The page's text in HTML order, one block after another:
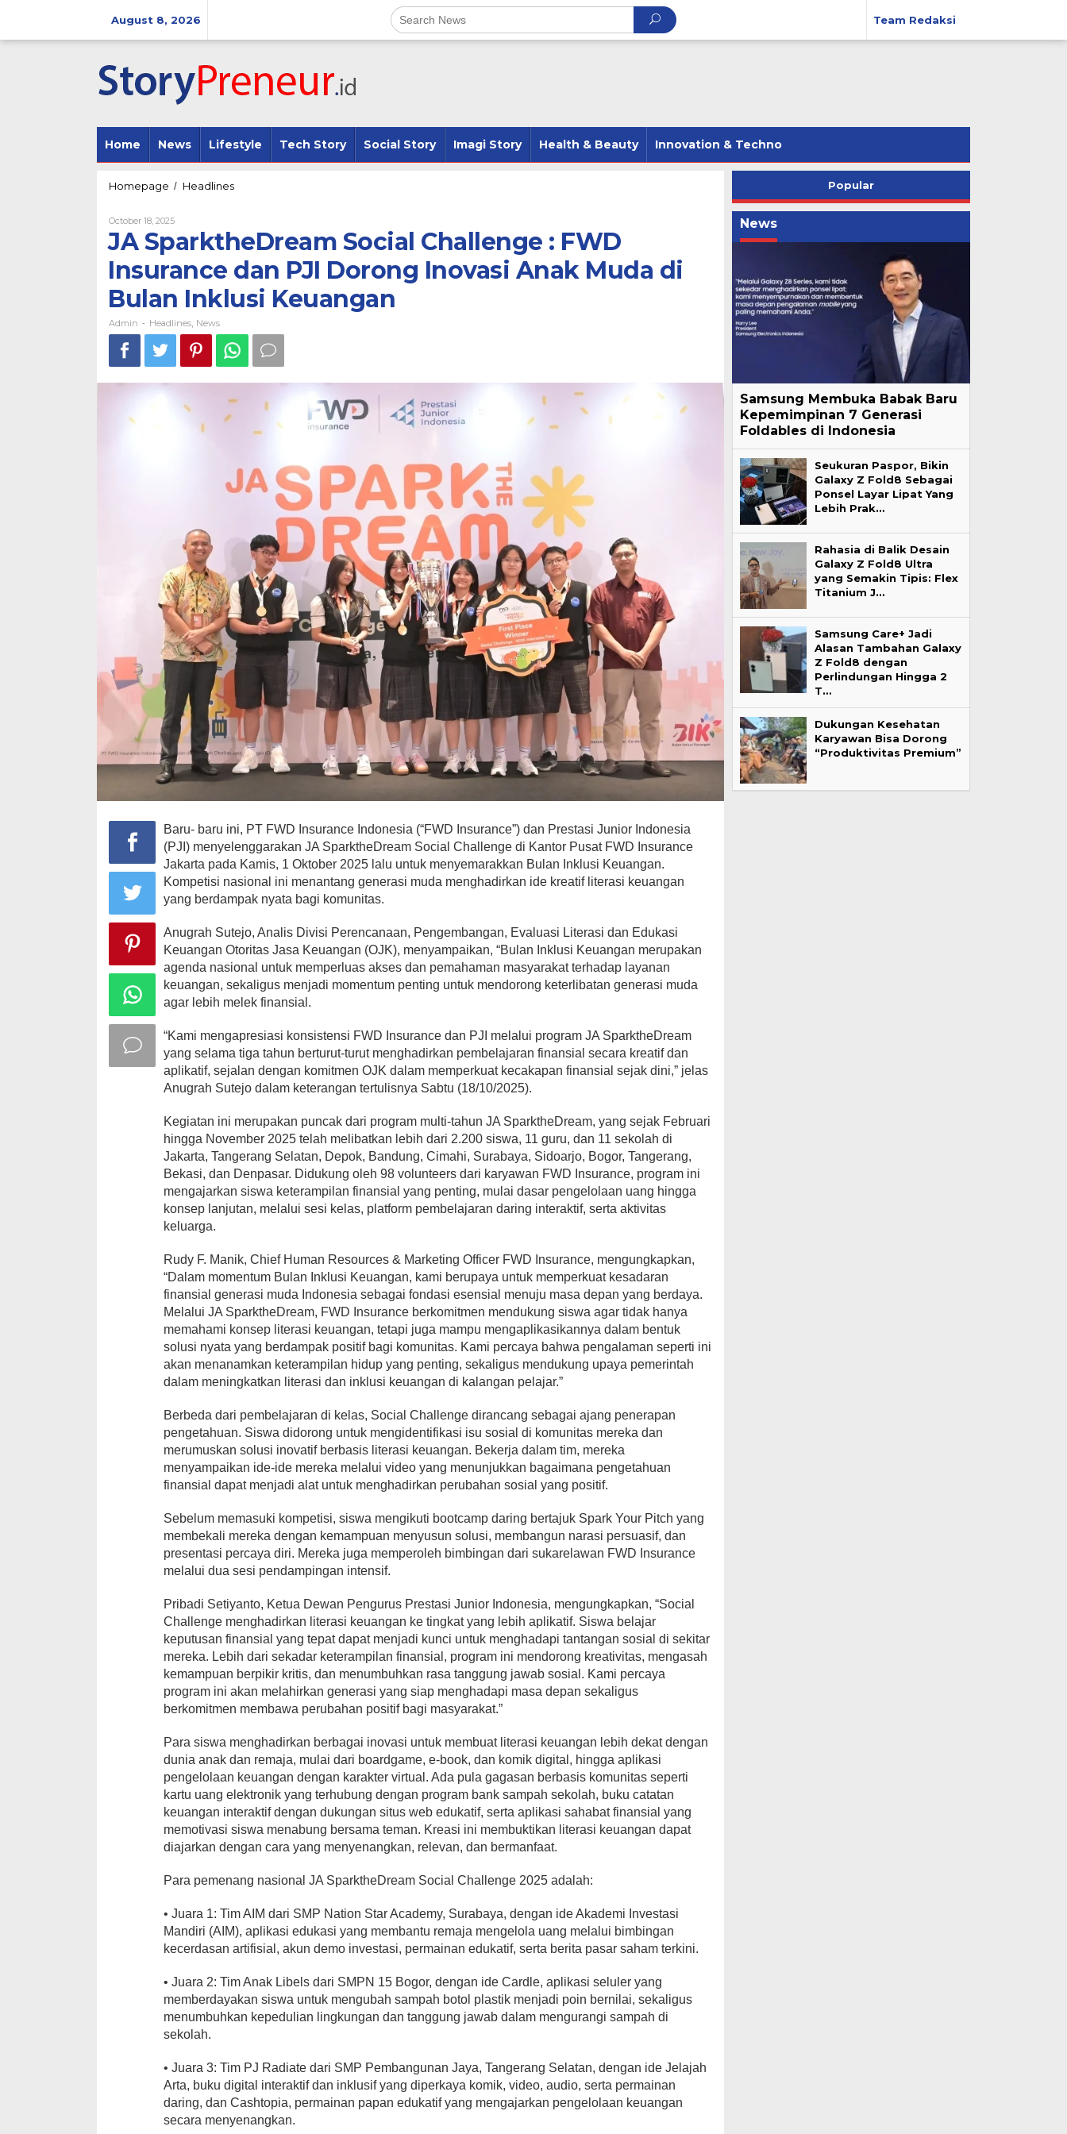
August 8, 2026 Team Redaksi
Home News Lifestyle Tech Story Social Story Imagi Story Health & Beauty Innovation & Techno
Homepage / HeadlinesJA
: FWD
dan
Dorong
Muda
di
Bulan
Inklusi
Keuangan
October 18, 2025By
Admin
JA SparktheDream Social Challenge : FWD
Insurance dan PJI Dorong Inovasi Anak Muda di
Bulan Inklusi Keuangan
Admin - Headlines News
Baru- baru ini, PT FWD Insurance Indonesia (“FWD Insurance”) dan Prestasi Junior Indonesia
(PJI) menyelenggarakan JA SparktheDream Social Challenge di Kantor Pusat FWD Insurance
Jakarta pada Kamis, 1 Oktober 2025 lalu untuk menyemarakkan Bulan Inklusi Keuangan.
Kompetisi nasional ini menantang generasi muda menghadirkan ide kreatif literasi keuangan
yang berdampak nyata bagi komunitas.
Anugrah Sutejo, Analis Divisi Perencanaan, Pengembangan, Evaluasi Literasi dan Edukasi
Keuangan Otoritas Jasa Keuangan (OJK), menyampaikan, “Bulan Inklusi Keuangan merupakan
agenda nasional untuk memperluas akses dan pemahaman masyarakat terhadap layanan
keuangan, sekaligus menjadi momentum penting untuk mendorong keterlibatan generasi muda
agar lebih melek finansial.
“Kami mengapresiasi konsistensi FWD Insurance dan PJI melalui program JA SparktheDream
yang selama tiga tahun berturut-turut menghadirkan pembelajaran finansial secara kreatif dan
aplikatif, sejalan dengan komitmen OJK dalam memperkuat kecakapan finansial sejak dini,” jelas
Anugrah Sutejo dalam keterangan tertulisnya Sabtu (18/10/2025).
Kegiatan ini merupakan puncak dari program multi-tahun JA SparktheDream, yang sejak Februari
hingga November 2025 telah melibatkan lebih dari 2.200 siswa, 11 guru, dan 11 sekolah di
Jakarta, Tangerang Selatan, Depok, Bandung, Cimahi, Surabaya, Sidoarjo, Bogor, Tangerang,
Bekasi, dan Denpasar. Didukung oleh 98 volunteers dari karyawan FWD Insurance, program ini
mengajarkan siswa keterampilan finansial yang penting, mulai dasar pengelolaan uang hingga
konsep lanjutan, melalui sesi kelas, platform pembelajaran daring interaktif, serta aktivitas
keluarga.
Rudy F. Manik, Chief Human Resources & Marketing Officer FWD Insurance, mengungkapkan,
“Dalam momentum Bulan Inklusi Keuangan, kami berupaya untuk memperkuat kesadaran
finansial generasi muda Indonesia sebagai fondasi esensial menuju masa depan yang berdaya.
Melalui JA SparktheDream, FWD Insurance berkomitmen mendukung siswa agar tidak hanya
memahami konsep literasi keuangan, tetapi juga mampu mengaplikasikannya dalam bentuk
solusi nyata yang berdampak positif bagi komunitas. Kami percaya bahwa pengalaman seperti ini
akan menanamkan keterampilan hidup yang penting, sekaligus mendukung upaya pemerintah
dalam meningkatkan literasi dan inklusi keuangan di kalangan pelajar.”
Berbeda dari pembelajaran di kelas, Social Challenge dirancang sebagai ajang penerapan
pengetahuan. Siswa didorong untuk mengidentifikasi isu sosial di komunitas mereka dan
merumuskan solusi inovatif berbasis literasi keuangan. Bekerja dalam tim, mereka
menyampaikan ide-ide mereka melalui video yang menunjukkan bagaimana pengetahuan
finansial dapat menjadi alat untuk menghadirkan perubahan sosial yang positif.
Sebelum memasuki kompetisi, siswa mengikuti bootcamp daring bertajuk Spark Your Pitch yang
membekali mereka dengan kemampuan menyusun solusi, membangun narasi persuasif, dan
presentasi percaya diri. Mereka juga memperoleh bimbingan dari sukarelawan FWD Insurance
melalui dua sesi pendampingan intensif.
Pribadi Setiyanto, Ketua Dewan Pengurus Prestasi Junior Indonesia, mengungkapkan, “Social
Challenge menghadirkan literasi keuangan ke tingkat yang lebih aplikatif. Siswa belajar
keputusan finansial yang tepat dapat menjadi kunci untuk menghadapi tantangan sosial di sekitar
mereka. Lebih dari sekadar keterampilan finansial, program ini mendorong kreativitas, mengasah
kemampuan berpikir kritis, dan menumbuhkan rasa tanggung jawab sosial. Kami percaya
program ini akan melahirkan generasi yang siap menghadapi masa depan sekaligus
berkomitmen membawa perubahan positif bagi masyarakat.”
Para siswa menghadirkan berbagai inovasi untuk membuat literasi keuangan lebih dekat dengan
dunia anak dan remaja, mulai dari boardgame, e-book, dan komik digital, hingga aplikasi
pengelolaan keuangan dengan karakter virtual. Ada pula gagasan berbasis komunitas seperti
kartu uang elektronik yang terhubung dengan program bank sampah sekolah, buku catatan
keuangan interaktif dengan dukungan situs web edukatif, serta aplikasi sahabat finansial yang
memotivasi siswa menabung bersama teman. Kreasi ini membuktikan literasi keuangan dapat
diajarkan dengan cara yang menyenangkan, relevan, dan bermanfaat.
Para pemenang nasional JA SparktheDream Social Challenge 2025 adalah:
• Juara 1: Tim AIM dari SMP Nation Star Academy, Surabaya, dengan ide Akademi Investasi
Mandiri (AIM), aplikasi edukasi yang membantu remaja mengelola uang melalui bimbingan
kecerdasan artifisial, akun demo investasi, permainan edukatif, serta berita pasar saham terkini.
• Juara 2: Tim Anak Libels dari SMPN 15 Bogor, dengan ide Cardle, aplikasi seluler yang
memberdayakan siswa untuk mengubah sampah botol plastik menjadi poin bernilai, sekaligus
menumbuhkan kepedulian lingkungan dan tanggung jawab dalam mengurangi sampah di
sekolah.
• Juara 3: Tim PJ Radiate dari SMP Pembangunan Jaya, Tangerang Selatan, dengan ide Jelajah
Arta, buku digital interaktif dan inklusif yang diperkaya komik, video, audio, serta permainan
daring, dan Cashtopia, permainan papan edukatif yang mengajarkan pengelolaan keuangan
secara menyenangkan.
Popular
News
Samsung Membuka Babak Baru
Kepemimpinan 7 Generasi
Foldables di Indonesia
Seukuran Paspor, Bikin
Galaxy Z Fold8 Sebagai
Ponsel Layar Lipat Yang
Lebih Prak…
Rahasia di Balik Desain
Galaxy Z Fold8 Ultra
yang Semakin Tipis: Flex
Titanium J…
Samsung Care+ Jadi
Alasan Tambahan Galaxy
Z Fold8 dengan
Perlindungan Hingga 2
T…
Dukungan Kesehatan
Karyawan Bisa Dorong
“Produktivitas Premium”